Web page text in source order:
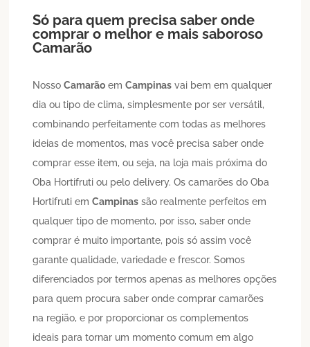
Só para quem precisa saber onde
comprar o melhor e mais saboroso
Camarão
NossoCamarão emCampinas vai bem em qualquer
dia ou tipo de clima, simplesmente por ser versátil,
combinando perfeitamente com todas as melhores
ideias de momentos, mas você precisa saber onde
comprar esse item, ou seja, na loja mais próxima do
Oba Hortifruti ou pelo delivery. Os camarões do Oba
Hortifruti emCampinas são realmente perfeitos em
qualquer tipo de momento, por isso, saber onde
comprar é muito importante, pois só assim você
garante qualidade, variedade e frescor. Somos
diferenciados por termos apenas as melhores opções
para quem procura saber onde comprar camarões
na região, e por proporcionar os complementos
ideais para tornar um momento comum em algo